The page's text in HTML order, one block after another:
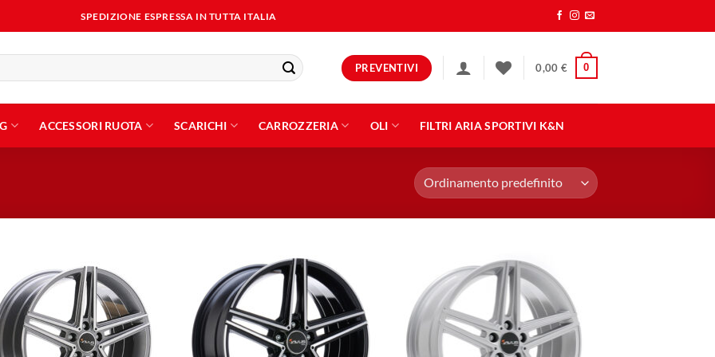
SPEDIZIONE ESPRESSA IN TUTTA ITALIA
PREVENTIVI 0,00 € 0
ACCESSORI RUOTA SCARICHI CARROZZERIA OLI FILTRI ARIA SPORTIVI K&N
Aggiungi
alla lista
dei
desideri
Aggiungi
alla lista
dei
desideri
Aggiungi
alla lista
dei
desideri